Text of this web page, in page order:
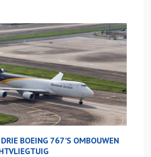
BOEING 767'S OMBOUWEN